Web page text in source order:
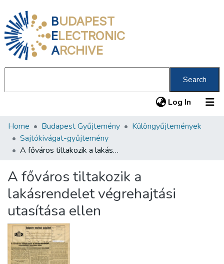
BUDAPEST
ELECTRONIC
ARCHIVE
Search
Log In (current)
Communities & Collections
All of DSpace
About us
Home Budapest Gyűjtemény
Különgyűjtemények
Sajtókivágat-gyűjtemény
A főváros tiltakozik a lakásrendelet végrehajtási utasítása ellen
A főváros tiltakozik a
lakásrendelet végrehajtási
utasítása ellen